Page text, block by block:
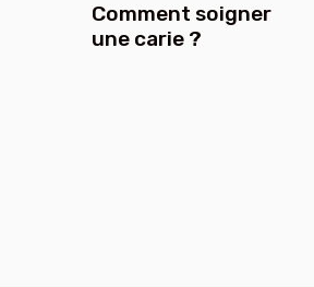
Comment soigner
une carie ?